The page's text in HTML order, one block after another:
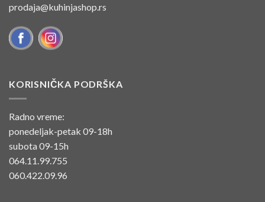
prodaja@kuhinjashop.rs
KORISNIČKA PODRŠKA
Radno vreme:
ponedeljak-petak 09-18h
subota 09-15h
064.11.99.755
060.422.09.96